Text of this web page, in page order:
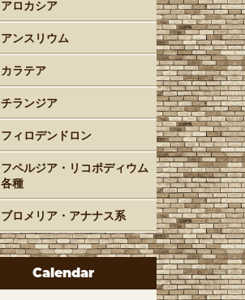
アロカシア
アンスリウム
カラテア
チランジア
フィロデンドロン
フペルジア・リコポディウム
各種
ブロメリア・アナナス系
Calendar